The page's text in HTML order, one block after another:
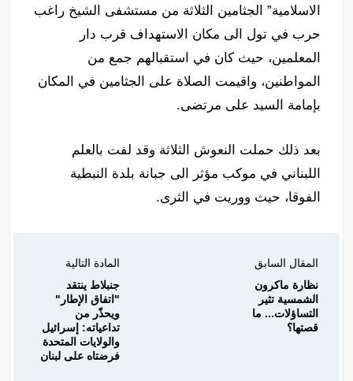
الاسلامية” الجثامين الثلاثة من مستشفى الشيخ راغب
حرب في تول الى مكان الاستهداف قرب دار
المعلمين، حيث كان في استقبالهم جمع من
المواطنين، واقيمت الصلاة على الجثامين في المكان
بإمامة السيد على مرتضى.
بعد ذلك حملت النعوش الثلاثة وقد لفت بالعلم
اللبناني في موكب مؤثر الى جبانة بلدة النبطية
الفوقا، حيث ووريت في الثرى.
المقال السابق
نظارة ماكرون
الشمسية تثير
التساؤلات... ما
قصتها؟
المادة التالية
جنبلاط ينتقد
"اتفاق الإطار"
ويحذّر من
تداعياته: إسرائيل
والولايات المتحدة
فرضتاه على لبنان